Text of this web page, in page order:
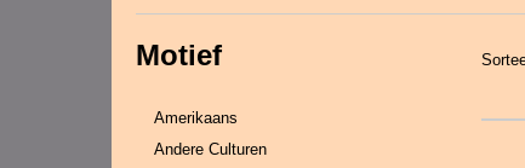
Motief
Amerikaans
Andere Culturen